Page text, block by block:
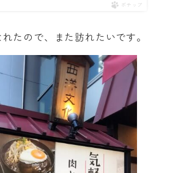
ポチップ
たので、また訪れたいです。